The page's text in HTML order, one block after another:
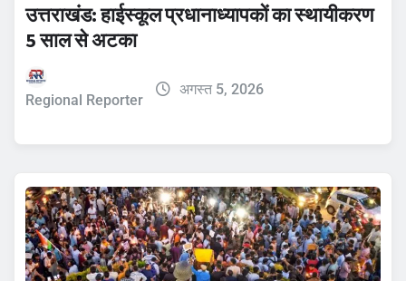
उत्तराखंड: हाईस्कूल प्रधानाध्यापकों का स्थायीकरण
5 साल से अटका
Regional Reporter
अगस्त 5, 2026